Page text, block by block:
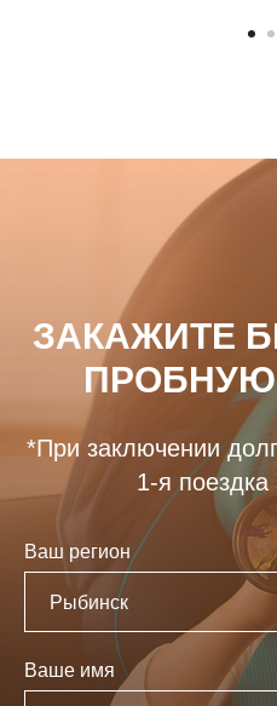
ЗАКАЖИТЕ
*При заключении
1-я поездка
Ваш регион
Ваше имя